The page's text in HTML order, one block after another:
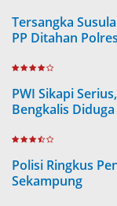
Tersangka
PP Ditahan
PWI Sikapi
Bengkalis
Polisi Ringkus
Sekampung